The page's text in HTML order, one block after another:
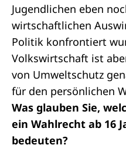
Jugendlichen eben
wirtschaftlichen
Politik konfrontiert
Volkswirtschaft ist
von Umweltschutz
für den persönlichen
Was glauben Sie,
ein Wahlrecht ab 16
bedeuten?